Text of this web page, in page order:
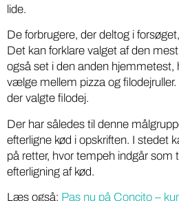
lide.
De forbrugere, der deltog i
Det kan forklare valget af den
også set i den anden hjemmetest,
vælge mellem pizza og
der valgte filodej.
Der har således til denne
efterligne kød i opskriften. I stedet
på retter, hvor tempeh indgår som
efterligning af kød.
Læs også: Pas nu på Concito –